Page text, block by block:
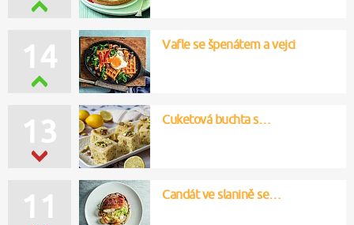
13 Cuketová buchta s…
11 Candát ve slanině se…
14 Vafle se špenátem a vejci